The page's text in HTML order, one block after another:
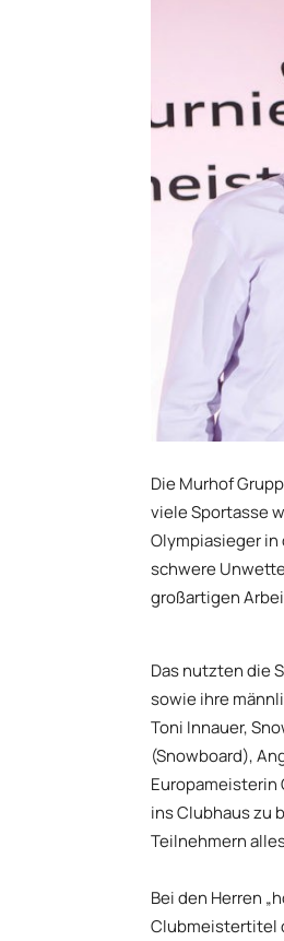
Die Murhof
viele Sportasse
Olympiasieger
schwere
großartigen
Das nutzten die
sowie ihre
Toni Innauer,
(Snowboard),
Europameisterin
ins Clubhaus zu
Teilnehmern
Bei den Herren
Clubmeistertitel